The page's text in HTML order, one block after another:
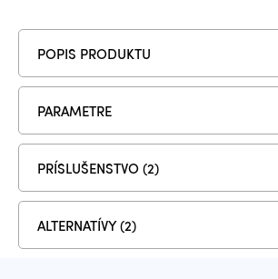
POPIS PRODUKTU
PARAMETRE
PRÍSLUŠENSTVO (2)
ALTERNATÍVY (2)